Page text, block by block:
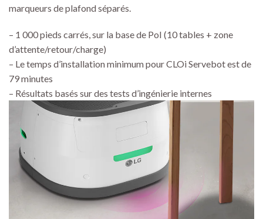
marqueurs de plafond séparés.
– 1 000 pieds carrés, sur la base de PoI (10 tables + zone
d’attente/retour/charge)
– Le temps d’installation minimum pour CLOi Servebot est de
79 minutes
– Résultats basés sur des tests d’ingénierie internes